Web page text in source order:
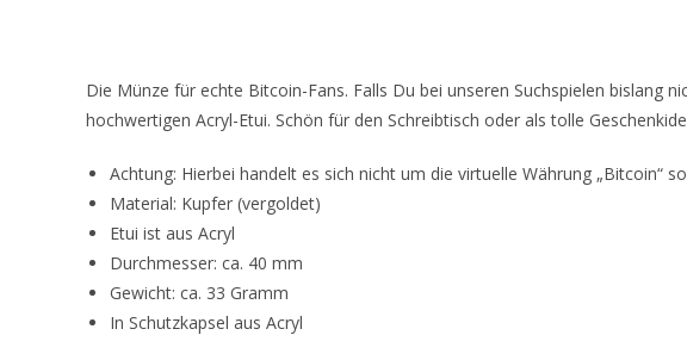
Die Münze für echte Bitcoin-Fans. Falls Du bei unseren Suchspielen bislang
hochwertigen Acryl-Etui. Schön für den Schreibtisch oder als tolle
Achtung: Hierbei handelt es sich nicht um die virtuelle Währung „Bitcoin“
Material: Kupfer (vergoldet)
Etui ist aus Acryl
Durchmesser: ca. 40 mm
Gewicht: ca. 33 Gramm
In Schutzkapsel aus Acryl